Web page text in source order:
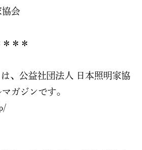
協会
＊＊
は、公益社団法人 日本照明家協
ガジンです。